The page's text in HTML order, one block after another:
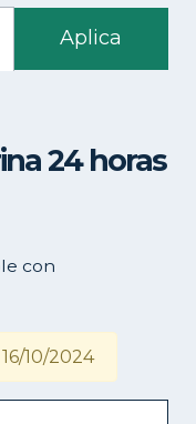
24 horas
con
10/2024